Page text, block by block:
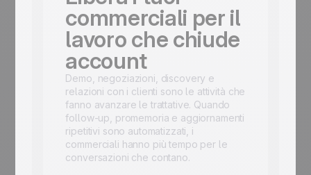
commerciali per il
lavoro che chiude
account
Demo, negoziazioni, discovery e
relazioni con i clienti sono le attività che
fanno avanzare le trattative. Quando
follow-up, promemoria e aggiornamenti
ripetitivi sono automatizzati, i
commerciali hanno più tempo per le
conversazioni che contano.